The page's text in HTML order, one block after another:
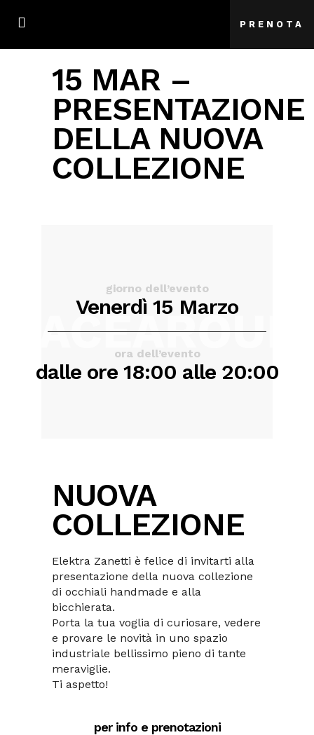
PRENOTA
15 MAR –
PRESENTAZIONE
DELLA NUOVA
COLLEZIONE
giorno dell’evento
Venerdì 15 Marzo
ora dell’evento
dalle ore 18:00 alle 20:00
NUOVA
COLLEZIONE
Elektra Zanetti è felice di invitarti alla
presentazione della nuova collezione
di occhiali handmade e alla
bicchierata.
Porta la tua voglia di curiosare, vedere
e provare le novità in uno spazio
industriale bellissimo pieno di tante
meraviglie.
Ti aspetto!
per info e prenotazioni